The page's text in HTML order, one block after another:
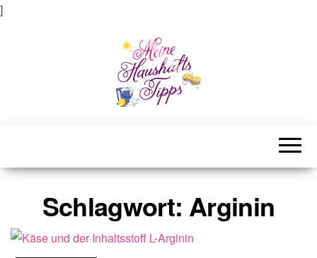
]
Schlagwort: Arginin